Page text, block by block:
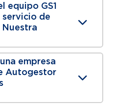
equipo GS1
servicio de
empresa
Autogestor